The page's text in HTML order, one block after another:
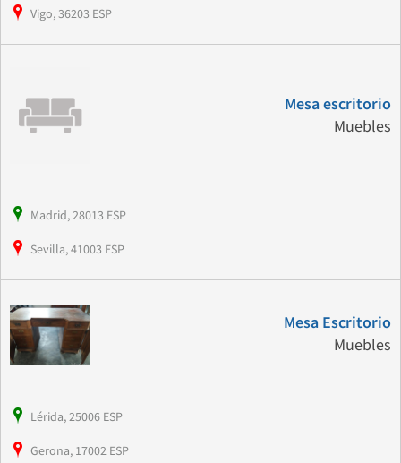
Vigo, 36203 ESP
Mesa escritorio
Muebles
Madrid, 28013 ESP
Sevilla, 41003 ESP
Mesa Escritorio
Muebles
Lérida, 25006 ESP
Gerona, 17002 ESP